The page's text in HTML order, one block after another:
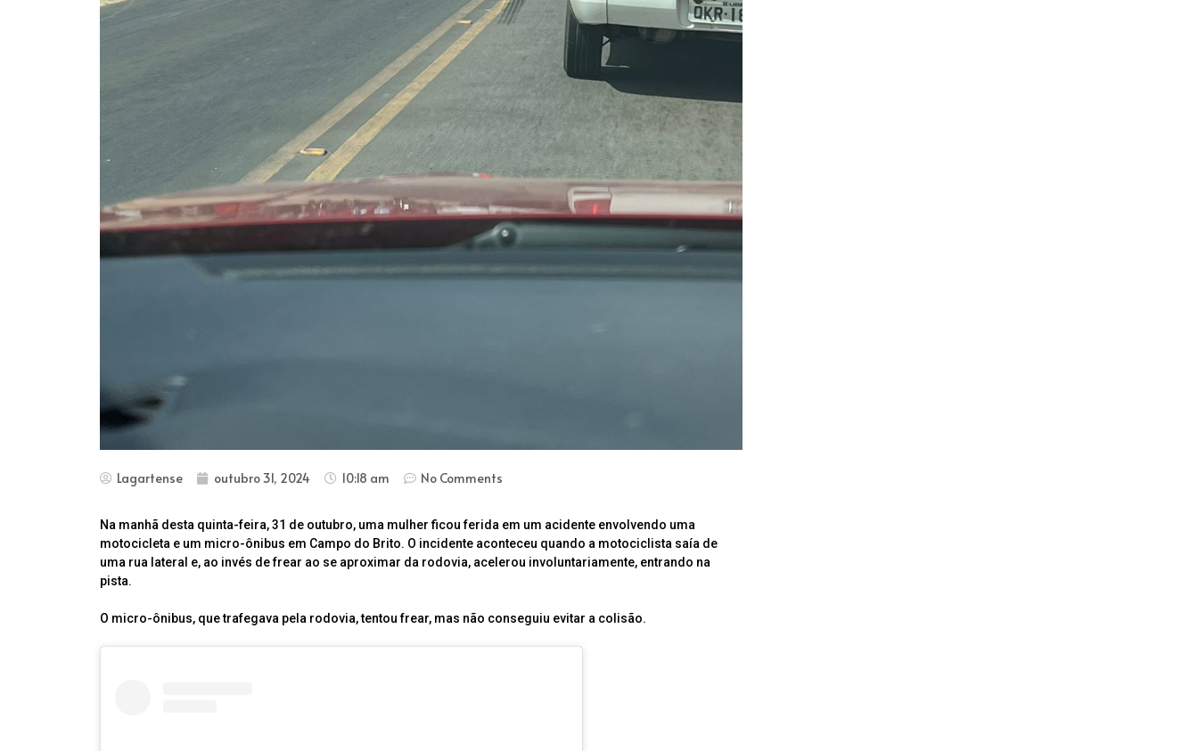
Lagartense outubro 31, 2024 10:18 am No Comments
Na manhã desta quinta-feira, 31 de outubro, uma mulher ficou ferida em um acidente envolvendo uma
motocicleta e um micro-ônibus em Campo do Brito. O incidente aconteceu quando a motociclista saía de
uma rua lateral e, ao invés de frear ao se aproximar da rodovia, acelerou involuntariamente, entrando na
pista.
O micro-ônibus, que trafegava pela rodovia, tentou frear, mas não conseguiu evitar a colisão.